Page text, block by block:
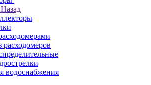
Назад
расходомеров
водоснабжения